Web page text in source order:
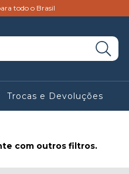
todo o Brasil
Trocas e Devoluções
com outros filtros.